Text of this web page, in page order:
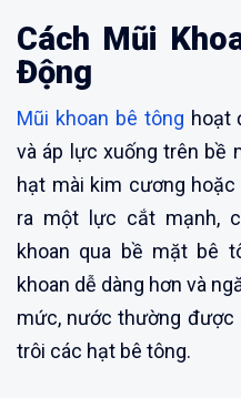
Cách Mũi
Động
Mũi khoan bê tông hoạt
và áp lực xuống trên bề
hạt mài kim cương
ra một lực cắt mạnh,
khoan qua bề mặt bê
khoan dễ dàng hơn và
mức, nước thường được
trôi các hạt bê tông.